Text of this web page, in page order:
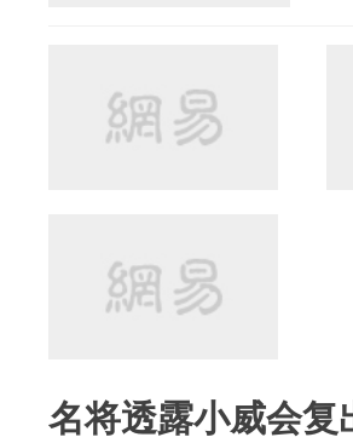
名将透露小威会复